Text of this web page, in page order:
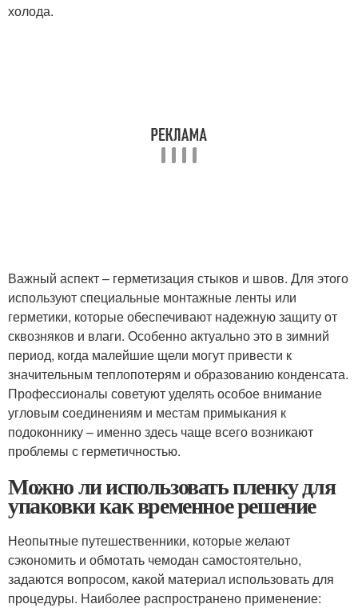
холода.
Важный аспект – герметизация стыков и швов. Для этого
используют специальные монтажные ленты или
герметики, которые обеспечивают надежную защиту от
сквозняков и влаги. Особенно актуально это в зимний
период, когда малейшие щели могут привести к
значительным теплопотерям и образованию конденсата.
Профессионалы советуют уделять особое внимание
угловым соединениям и местам примыкания к
подоконнику – именно здесь чаще всего возникают
проблемы с герметичностью.
Можно ли использовать пленку для
упаковки как временное решение
Неопытные путешественники, которые желают
сэкономить и обмотать чемодан самостоятельно,
задаются вопросом, какой материал использовать для
процедуры. Наиболее распространено применение: